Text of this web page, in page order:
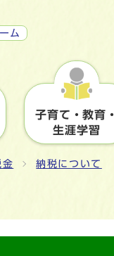
ム
子育て・教育・
生涯学習
金 納税について